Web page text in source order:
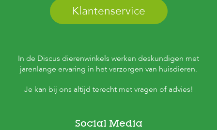
Klantenservice
In de Discus dierenwinkels werken deskundigen met
jarenlange ervaring in het verzorgen van huisdieren.
Je kan bij ons altijd terecht met vragen of advies!
Social Media